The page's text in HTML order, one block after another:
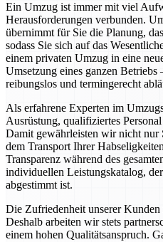
Ein Umzug ist immer mit viel
Herausforderungen verbunden.
übernimmt für Sie die Planung,
sodass Sie sich auf das
einem privaten Umzug in eine
Umsetzung eines ganzen Betriebs
reibungslos und termingerecht
Als erfahrene Experten im
Ausrüstung, qualifiziertes
Damit gewährleisten wir nicht nur
dem Transport Ihrer
Transparenz während des
individuellen Leistungskatalog,
abgestimmt ist.
Die Zufriedenheit unserer
Deshalb arbeiten wir stets
einem hohen Qualitätsanspruch.